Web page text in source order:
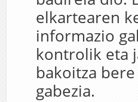
elkartearen
informazio
kontrolik eta
bakoitza
gabezia.